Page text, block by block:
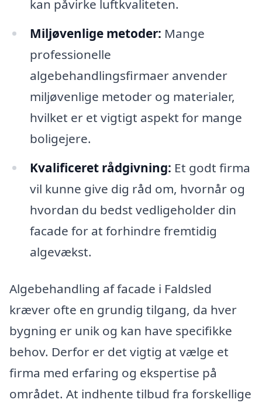
kan påvirke luftkvaliteten.
Miljøvenlige metoder: Mange
professionelle
algebehandlingsfirmaer anvender
miljøvenlige metoder og materialer,
hvilket er et vigtigt aspekt for mange
boligejere.
Kvalificeret rådgivning: Et godt firma
vil kunne give dig råd om, hvornår og
hvordan du bedst vedligeholder din
facade for at forhindre fremtidig
algevækst.
Algebehandling af facade i Faldsled
kræver ofte en grundig tilgang, da hver
bygning er unik og kan have specifikke
behov. Derfor er det vigtig at vælge et
firma med erfaring og ekspertise på
området. At indhente tilbud fra forskellige